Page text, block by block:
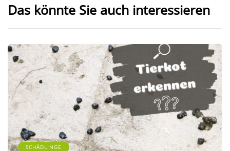
Das könnte Sie auch interessieren
SCHÄDLINGE